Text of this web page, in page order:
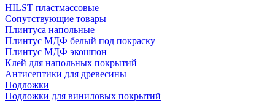
HILST пластмассовые
Сопутствующие товары
Плинтуса напольные
Плинтус МДФ белый под покраску
Плинтус МДФ экошпон
Клей для напольных покрытий
Антисептики для древесины
Подложки
Подложки для виниловых покрытий